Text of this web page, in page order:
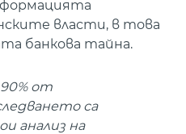
власти, в това
банкова тайна.
от
са
анализ на